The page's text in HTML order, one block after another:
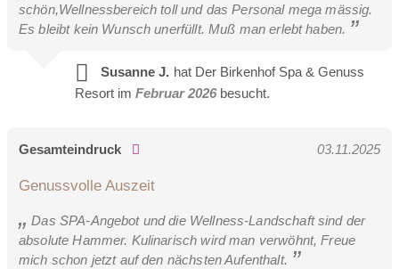
Residieren Sie auf ca. 59 m² in der eleganten und mit Sonne
Ausblick verzaubern.
schön,Wellnessbereich toll und das Personal mega mässig.
Es bleibt kein Wunsch unerfüllt. Muß man erlebt haben.
Susanne J. hat Der Birkenhof Spa & Genuss
Resort im Februar 2026 besucht.
Gesamteindruck 03.11.2025
Genussvolle Auszeit
Das SPA-Angebot und die Wellness-Landschaft sind der
absolute Hammer. Kulinarisch wird man verwöhnt, Freue
mich schon jetzt auf den nächsten Aufenthalt.